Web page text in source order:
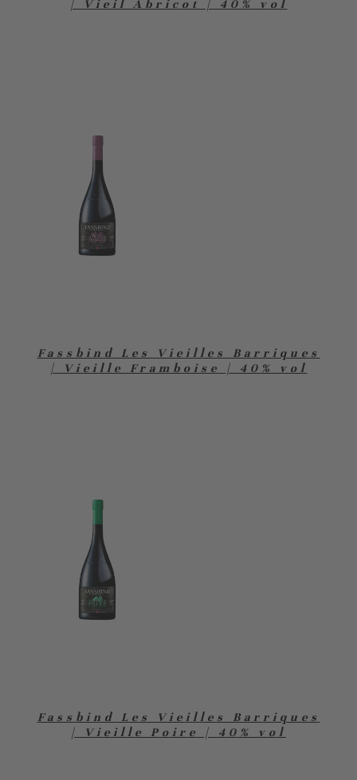
| Vieil Abricot | 40% vol
Fassbind Les Vieilles Barriques
| Vieille Framboise | 40% vol
Fassbind Les Vieilles Barriques
| Vieille Poire | 40% vol